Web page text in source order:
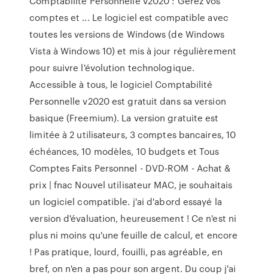
comptes et ... Le logiciel est compatible avec
toutes les versions de Windows (de Windows
Vista à Windows 10) et mis à jour régulièrement
pour suivre l'évolution technologique.
Accessible à tous, le logiciel Comptabilité
Personnelle v2020 est gratuit dans sa version
basique (Freemium). La version gratuite est
limitée à 2 utilisateurs, 3 comptes bancaires, 10
échéances, 10 modèles, 10 budgets et Tous
Comptes Faits Personnel - DVD-ROM - Achat &
prix | fnac Nouvel utilisateur MAC, je souhaitais
un logiciel compatible. j'ai d'abord essayé la
version d'évaluation, heureusement ! Ce n'est ni
plus ni moins qu'une feuille de calcul, et encore
! Pas pratique, lourd, fouilli, pas agréable, en
bref, on n'en a pas pour son argent. Du coup j'ai